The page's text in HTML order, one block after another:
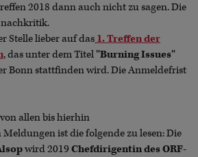
2018 dann auch nicht zu sagen. Die
Stelle lieber auf das 1. Treffen der
, das unter dem Titel"Burning Issues"
Bonn stattfinden wird. Die Anmeldefrist
allen bis hierhin
ist die folgende zu lesen: Die
wird 2019 Chefdirigentin des ORF-